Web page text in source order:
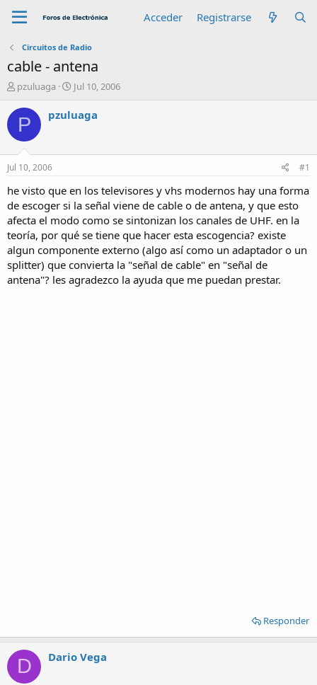
Acceder Registrarse
Circuitos de Radio
cable - antena
A
t
o
r
pzuluaga
F
c
n
i
c
i
o
Jul 10, 2006
P pzuluaga
Jul 10, 2006 #1
he visto que en los televisores y vhs modernos hay una forma
de escoger si la señal viene de cable o de antena, y que esto
afecta el modo como se sintonizan los canales de UHF. en la
teoría, por qué se tiene que hacer esta escogencia? existe
algun componente externo (algo así como un adaptador o un
splitter) que convierta la "señal de cable" en "señal de
antena"? les agradezco la ayuda que me puedan prestar.
Responder
D Dario Vega